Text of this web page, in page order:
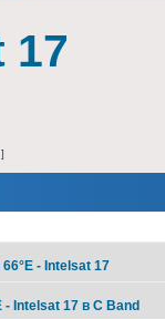
17
- Intelsat 17
Intelsat 17 в С Band